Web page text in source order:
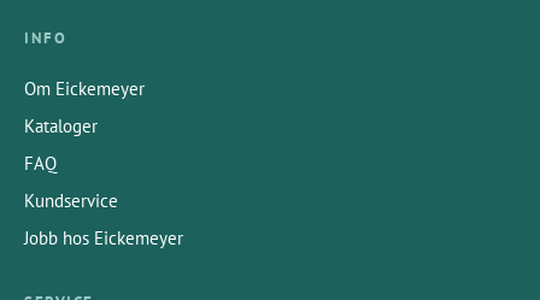
INFO
Om Eickemeyer
Kataloger
FAQ
Kundservice
Jobb hos Eickemeyer